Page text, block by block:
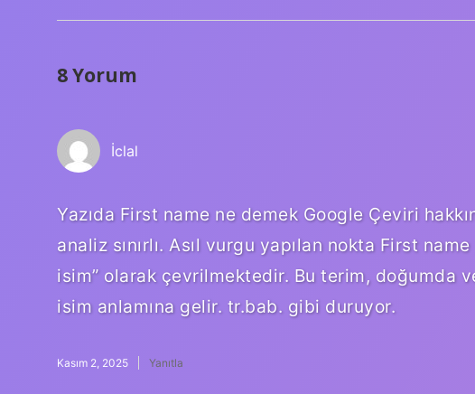
8 Yorum
İclal
Yazıda First name ne demek Google Çeviri
analiz sınırlı. Asıl vurgu yapılan nokta First
isim” olarak çevrilmektedir. Bu terim, doğumda
isim anlamına gelir. tr.bab. gibi duruyor.
Kasım 2, 2025 Yanıtla